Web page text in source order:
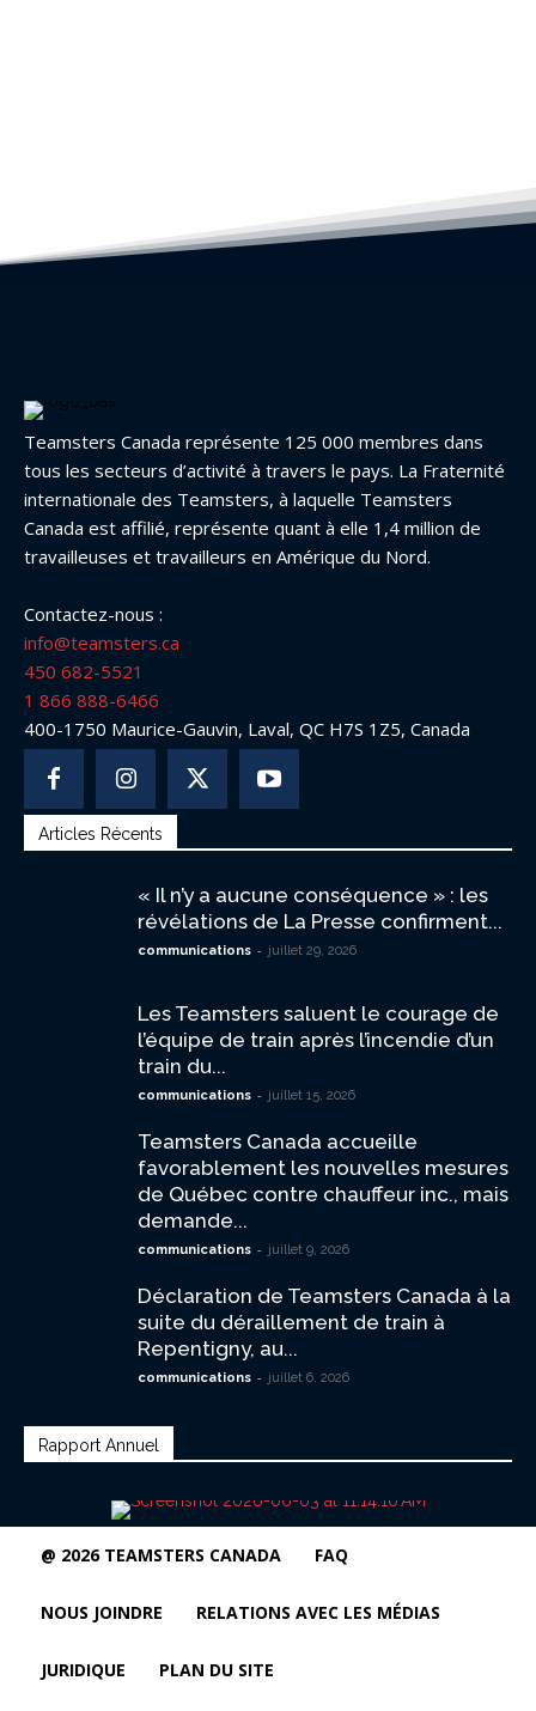
Teamsters Canada représente 125 000 membres dans
tous les secteurs d’activité à travers le pays. La Fraternité
internationale des Teamsters, à laquelle Teamsters
Canada est affilié, représente quant à elle 1,4 million de
travailleuses et travailleurs en Amérique du Nord.
Contactez-nous :
info@teamsters.ca
450 682-5521
1 866 888-6466
400-1750 Maurice-Gauvin, Laval, QC H7S 1Z5, Canada
Articles Récents
« Il n’y a aucune conséquence » : les
révélations de La Presse confirment...
communications - juillet 29, 2026
Les Teamsters saluent le courage de
l’équipe de train après l’incendie d’un
train du...
communications - juillet 15, 2026
Teamsters Canada accueille
favorablement les nouvelles mesures
de Québec contre chauffeur inc., mais
demande...
communications - juillet 9, 2026
Déclaration de Teamsters Canada à la
suite du déraillement de train à
Repentigny, au...
communications - juillet 6, 2026
Rapport Annuel
@ 2026 TEAMSTERS CANADA FAQ
NOUS JOINDRE RELATIONS AVEC LES MÉDIAS
JURIDIQUE PLAN DU SITE